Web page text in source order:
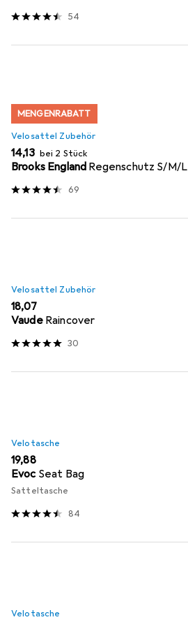
54
MENGENRABATT
Velosattel Zubehör
EUR
14,13 bei 2 Stück
Brooks England Regenschutz S/M/L
69
Velosattel Zubehör
EUR
18,07
Vaude Raincover
30
Velotasche
EUR
19,88
Evoc Seat Bag
Satteltasche
84
Velotasche